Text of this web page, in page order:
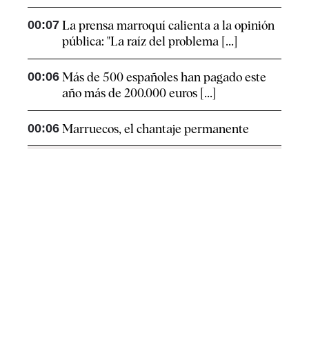
00:07 La prensa marroquí calienta a la opinión
pública: "La raíz del problema [...]
00:06 Más de 500 españoles han pagado este
año más de 200.000 euros [...]
00:06 Marruecos, el chantaje permanente